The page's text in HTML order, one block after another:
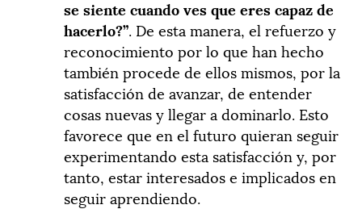
se siente cuando ves que eres capaz de
hacerlo?”. De esta manera, el refuerzo y
reconocimiento por lo que han hecho
también procede de ellos mismos, por la
satisfacción de avanzar, de entender
cosas nuevas y llegar a dominarlo. Esto
favorece que en el futuro quieran seguir
experimentando esta satisfacción y, por
tanto, estar interesados e implicados en
seguir aprendiendo.